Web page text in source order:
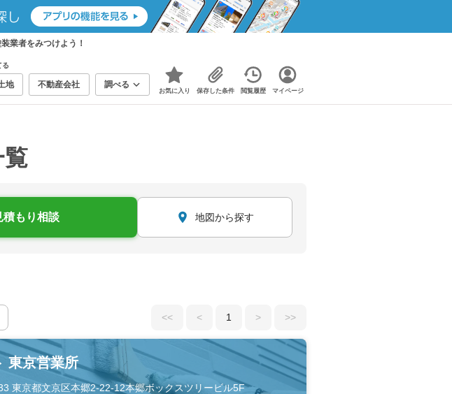
業者をみつけよう！
る
地 不動産会社 調べる
お気に入り 保存した条件 閲覧履歴 マイページ
覧
積もり相談 地図から探す
<< < 1 > >>
東京営業所
東京都文京区本郷2-22-12本郷ボックスツリービル5F